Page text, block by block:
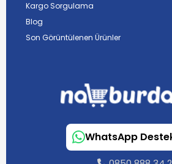
Kargo Sorgulama
Blog
Son Görüntülenen Ürünler
WhatsApp